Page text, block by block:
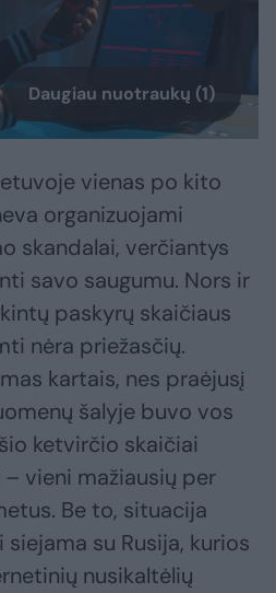
Daugiau nuotraukų (1)
vienas po kito
organizuojami
skandalai, verčiantys
savo saugumu. Nors ir
paskyrų skaičiaus
nėra priežasčių.
kartais, nes praėjusį
šalyje buvo vos
ketvirčio skaičiai
vieni mažiausių per
Be to, situacija
su Rusija, kurios
nusikaltėlių